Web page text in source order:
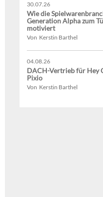
30.07.26
Wie die
Generation Alpha zum
motiviert
Von Kerstin Barthel
04.08.26
DACH-Vertrieb für Hey
Pixio
Von Kerstin Barthel